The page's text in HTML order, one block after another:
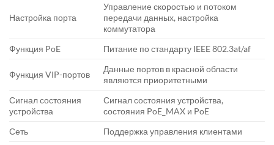
Настройка порта
Управление скоростью и потоком
передачи данных, настройка
коммутатора
Функция PoE
Питание по стандарту IEEE 802.3at/af
Функция VIP-портов
Данные портов в красной области
являются приоритетными
Сигнал состояния
устройства
Сигнал состояния устройства,
состояния PoE_MAX и PoE
Сеть
Поддержка управления клиентами